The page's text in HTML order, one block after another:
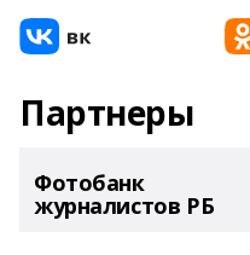
Партнеры
Фотобанк
журналистов РБ